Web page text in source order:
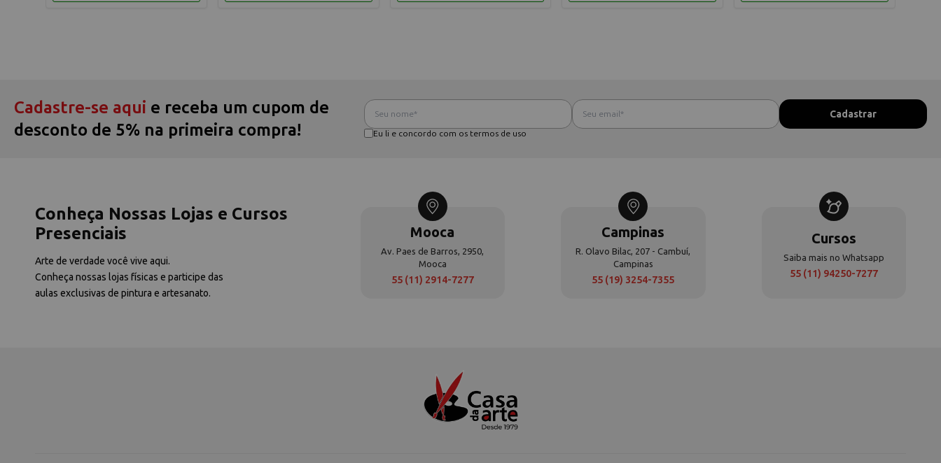
Cadastre-se aqui e receba um cupom de
desconto de 5% na primeira compra!
Eu li e concordo com os termos de uso
Conheça Nossas Lojas e Cursos
Presenciais
Arte de verdade você vive aqui.
Conheça nossas lojas físicas e participe das
aulas exclusivas de pintura e artesanato.
Mooca
Av. Paes de Barros, 2950,
Mooca
55 (11) 2914-7277
Campinas
R. Olavo Bilac, 207 - Cambuí,
Campinas
55 (19) 3254-7355
Cursos
Saiba mais no Whatsapp
55 (11) 94250-7277